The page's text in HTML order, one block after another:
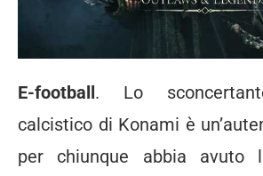
E-football. Lo
calcistico di Konami è
per chiunque abbia avuto